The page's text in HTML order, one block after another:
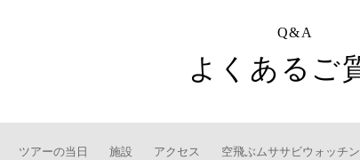
Q&A
よくあるご
ツアーの当日 施設 アクセス 空飛ぶムササビウォッチ